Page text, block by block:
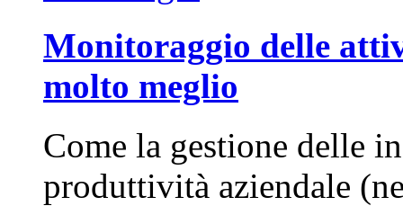
Monitoraggio delle
molto meglio
Come la gestione delle
produttività aziendale